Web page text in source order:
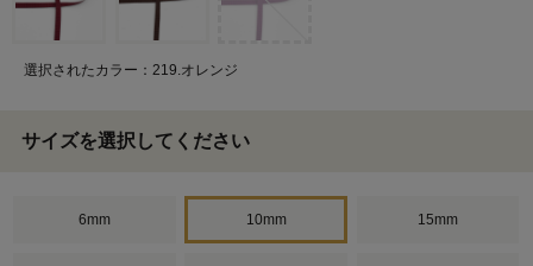
選択されたカラー：219.オレンジ
サイズを選択してください
6mm 10mm 15mm